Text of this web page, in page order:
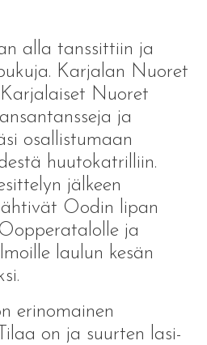
alla tanssittiin ja
Karjalan Nuoret
Nuoret
ja
osallistumaan
huutokatrilliin.
jälkeen
Oodin lipan
ja
laulun kesän
erinomainen
on ja suurten lasi-